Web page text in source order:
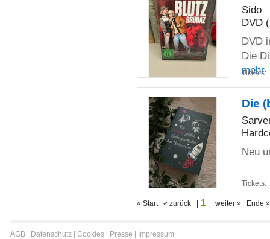
Sido
DVD
DVD
Die
mehr
Tickets:
Die
Neu
Tickets:
« Start « zurück | 1 | weiter » Ende »
AGB Datenschutz Cookies Presse Impressum